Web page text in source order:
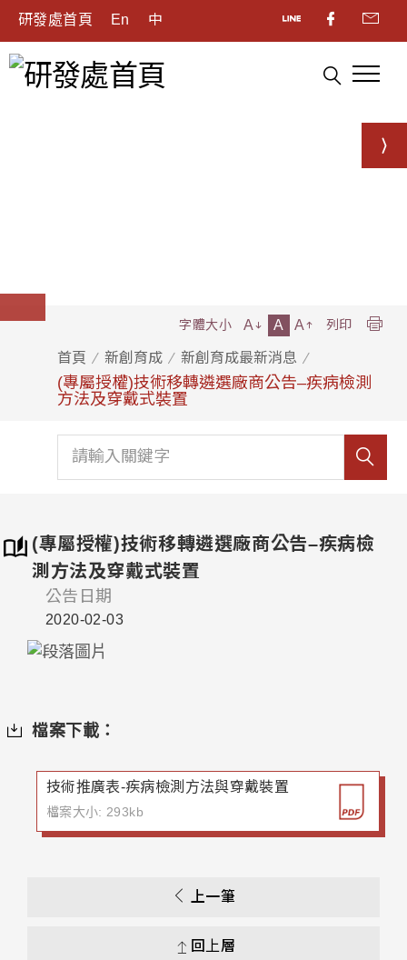
研發處首頁 En 中
首頁 新創育成 新創育成最新消息
(專屬授權)技術移轉遴選廠商公告–疾病檢測
方法及穿戴式裝置
字體大小 A A A 列印
(專屬授權)技術移轉遴選廠商公告–疾病檢
測方法及穿戴式裝置
公告日期
2020-02-03
檔案下載：
技術推廣表-疾病檢測方法與穿戴裝置
檔案大小: 293kb
上一筆
回上層